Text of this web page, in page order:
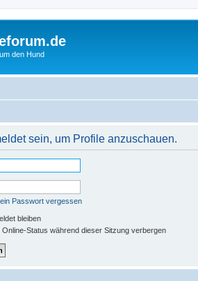
den Hund
sein, um Profile anzuschauen.
Passwort vergessen
bleiben
Online-Status während dieser Sitzung verbergen